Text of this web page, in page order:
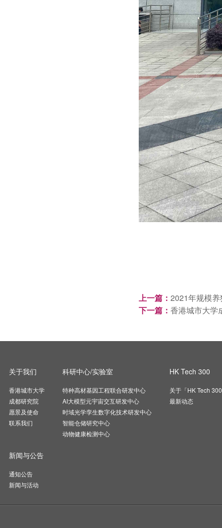
上一篇： 2021年规模
下一篇： 香港城市大学
关于我们
香港城市大学
成都研究院
愿景及使命
联系我们
科研中心/实验室
特种高材基因工程联合研发中心
AI大模型元宇宙交互研发中心
时域光学孪生数字化技术研发中心
智能仓储研究中心
动物健康检测中心
HK Tech 300
关于「HK Tech
最新动态
新闻与公告
通知公告
新闻与活动